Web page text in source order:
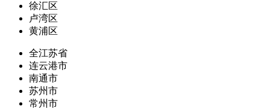
徐汇区
卢湾区
黄浦区
全江苏省
连云港市
南通市
苏州市
常州市